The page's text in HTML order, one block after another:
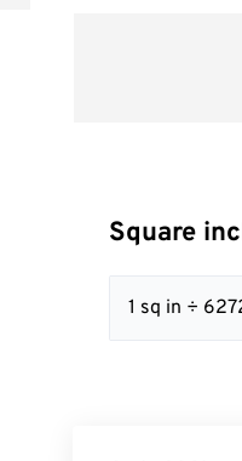
Square
1 sq in ÷